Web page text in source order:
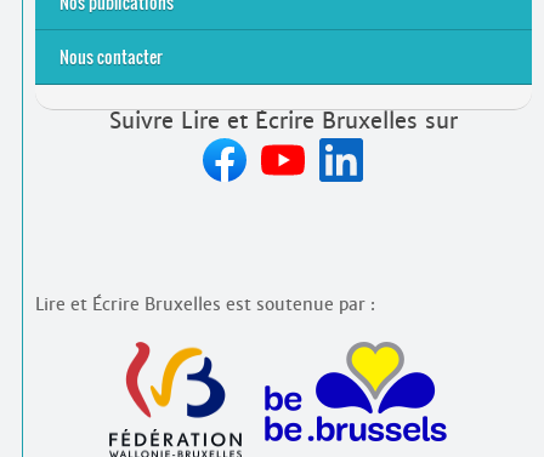
Nous contacter
Suivre Lire et Écrire Bruxelles sur
Lire et Écrire Bruxelles est soutenue par :